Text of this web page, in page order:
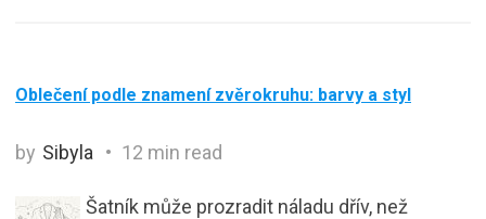
Oblečení podle znamení zvěrokruhu: barvy a styl
by Sibyla 12 min read
Šatník může prozradit náladu dřív, než